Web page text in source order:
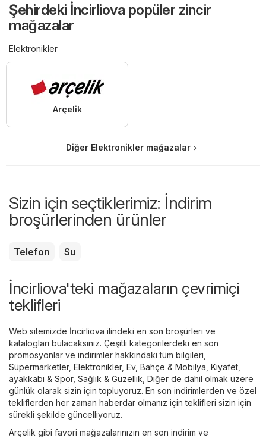
Şehirdeki İncirliova popüler zincir
mağazalar
Elektronikler
Arçelik
Diğer Elektronikler mağazalar
Sizin için seçtiklerimiz: İndirim
broşürlerinden ürünler
Telefon Su
İncirliova'teki mağazaların çevrimiçi
teklifleri
Web sitemizde İncirliova ilindeki en son broşürleri ve
katalogları bulacaksınız. Çeşitli kategorilerdeki en son
promosyonlar ve indirimler hakkındaki tüm bilgileri,
Süpermarketler, Elektronikler, Ev, Bahçe & Mobilya Kıyafet,
ayakkabı & Spor, Sağlık & Güzellik Diğer de dahil olmak üzere
günlük olarak sizin için topluyoruz. En son indirimlerden ve özel
tekliflerden her zaman haberdar olmanız için teklifleri sizin için
sürekli şekilde güncelliyoruz.
Arçelik gibi favori mağazalarınızın en son indirim ve